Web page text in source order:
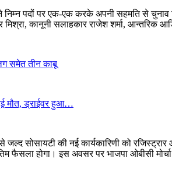
निम्न पदों पर एक-एक करके अपनी सहमति से
मिश्रा, कानूनी सलाहकार राजेश शर्मा, आन्तरिक
समेत तीन काबू
मौत, ड्राईवर हुआ…
सोसायटी की नई कार्यकारिणी को
फैसला होगा। इस अवसर पर भाजपा ओबीसी